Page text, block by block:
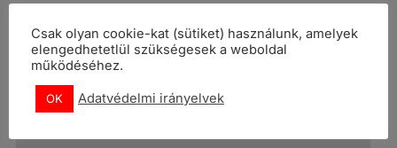
24/24 ellátás Ausztriában: Munkába álltam.
Mit kell tudnom?
Csak olyan cookie-kat (sütiket) használunk, amelyek
elengedhetetlül szükségesek a weboldal
működéséhez.
OK Adatvédelmi irányelvek